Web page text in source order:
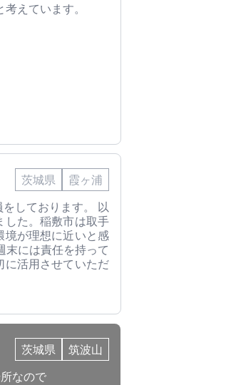
えています。
茨城県
霞ヶ浦
しております。 以
した。稲敷市は取手
境が理想に近いと感
末には責任を持って
に活用させていただ
茨城県
筑波山
なので